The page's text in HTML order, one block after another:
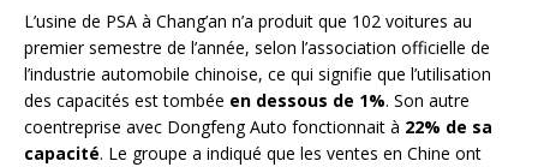
L’usine de PSA à Chang’an n’a produit que 102 voitures au
premier semestre de l’année, selon l’association officielle de
l’industrie automobile chinoise, ce qui signifie que l’utilisation
des capacités est tombée en dessous de 1%. Son autre
coentreprise avec Dongfeng Auto fonctionnait à 22% de sa
capacité. Le groupe a indiqué que les ventes en Chine ont